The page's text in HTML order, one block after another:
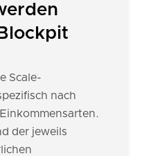
Scale-
nach
der jeweils